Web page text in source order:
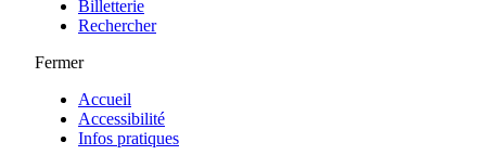
Billetterie
Rechercher
Fermer
Accueil
Accessibilité
Infos pratiques